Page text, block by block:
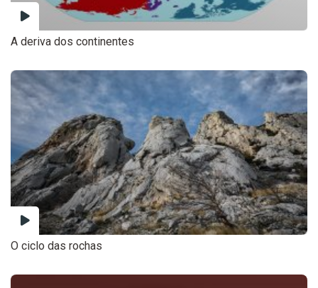
A deriva dos continentes
O ciclo das rochas